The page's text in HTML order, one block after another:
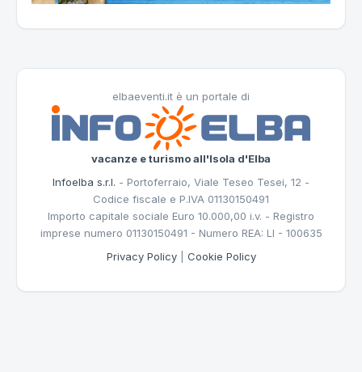
elbaeventi.it è un portale di
vacanze e turismo all'Isola d'Elba
Infoelba s.r.l. - Portoferraio, Viale Teseo Tesei, 12 -
Codice fiscale e P.IVA 01130150491
Importo capitale sociale Euro 10.000,00 i.v. - Registro
imprese numero 01130150491 - Numero REA: LI - 100635
Privacy Policy| Cookie Policy